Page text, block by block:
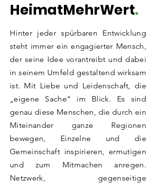
HeimatMehrWert.
Hinter jeder spürbaren Entwicklung
steht immer ein engagierter Mensch,
der seine Idee vorantreibt und dabei
in seinem Umfeld gestaltend wirksam
ist. Mit Liebe und Leidenschaft, die
„eigene Sache“ im Blick. Es sind
genau diese Menschen, die durch ein
Miteinander ganze Regionen
bewegen, Einzelne und die
Gemeinschaft inspirieren, ermutigen
und zum Mitmachen anregen.
Netzwerk, gegenseitige